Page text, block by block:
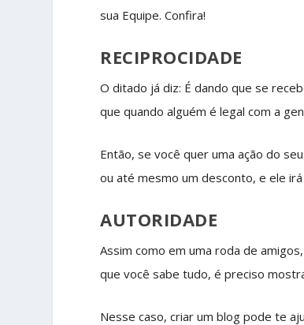
sua Equipe. Confira!
RECIPROCIDADE
O ditado já diz: É dando que se
que quando alguém é legal com a
Então, se você quer uma ação do
ou até mesmo um desconto, e ele
AUTORIDADE
Assim como em uma roda de
que você sabe tudo, é preciso
Nesse caso, criar um blog pode te